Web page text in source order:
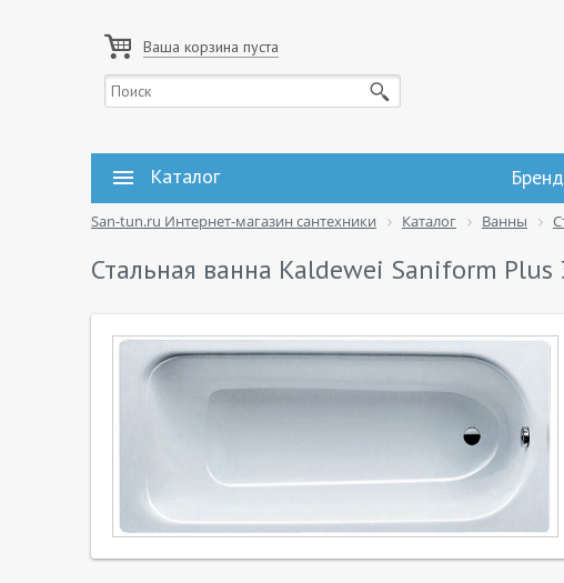
Ваша корзина пуста
Каталог
San-tun.ru Интернет-магазин сантехники Каталог Ванны
Стальная ванна Kaldewei Saniform